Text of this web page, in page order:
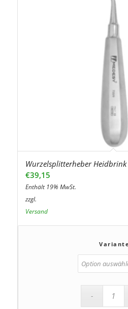
Wurzelsplitterheber Heidbrink
€39,15
Enthält 19% MwSt.
zzgl.
Versand